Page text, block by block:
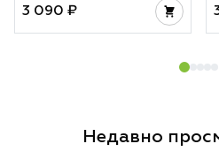
3 090 ₽
Недавно